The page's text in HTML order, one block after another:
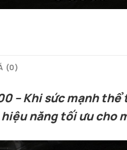
(0)
– Khi sức mạnh
năng tối ưu cho